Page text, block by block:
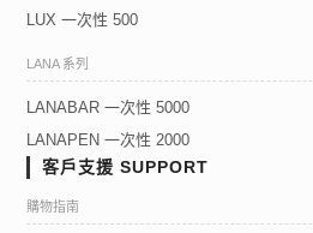
LUX 一次性 500
LANA 系列
LANABAR 一次性 5000
LANAPEN 一次性 2000
客戶支援 SUPPORT
購物指南